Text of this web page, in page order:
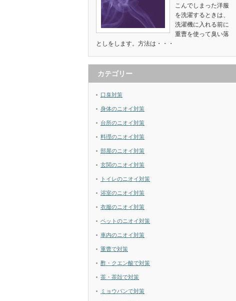
こんでしまった洋服
を洗濯するときは、
洗濯機に入れる前に
重曹を使って臭い落
としをします。方法は・・・
カテゴリー
口臭対策
身体のニオイ対策
台所のニオイ対策
料理のニオイ対策
部屋のニオイ対策
玄関のニオイ対策
トイレのニオイ対策
浴室のニオイ対策
衣服のニオイ対策
ペットのニオイ対策
車内のニオイ対策
重曹で対策
酢・クエン酸で対策
茶・茶殻で対策
ミョウバンで対策